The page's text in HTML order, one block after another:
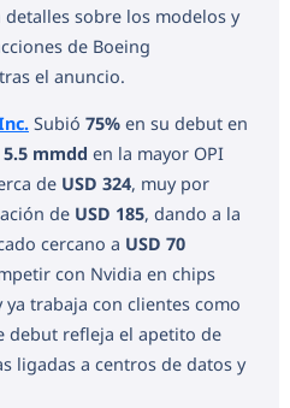
sobre los modelos y
de Boeing
tras el anuncio.
Subió 75% en su debut en
5.5 mmdd en la mayor OPI
de USD 324, muy por
de USD 185, dando a la
cercano a USD 70
con Nvidia en chips
trabaja con clientes como
debut refleja el apetito de
ligadas a centros de datos y